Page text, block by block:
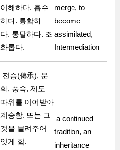
이해하다. 흡수
하다. 통합하
다. 통달하다. 조
화롭다.
merge, to
become
assimilated,
Intermediation
전승(傳承), 문
화, 풍속, 제도
따위를 이어받아
계승함. 또는 그
것을 물려주어
잇게 함.
a continued
tradition, an
inheritance